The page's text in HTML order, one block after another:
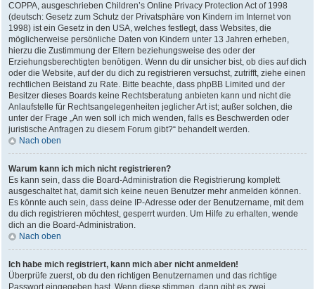
COPPA, ausgeschrieben Children’s Online Privacy Protection Act of 1998
(deutsch: Gesetz zum Schutz der Privatsphäre von Kindern im Internet von
1998) ist ein Gesetz in den USA, welches festlegt, dass Websites, die
möglicherweise persönliche Daten von Kindern unter 13 Jahren erheben,
hierzu die Zustimmung der Eltern beziehungsweise des oder der
Erziehungsberechtigten benötigen. Wenn du dir unsicher bist, ob dies auf dich
oder die Website, auf der du dich zu registrieren versuchst, zutrifft, ziehe einen
rechtlichen Beistand zu Rate. Bitte beachte, dass phpBB Limited und der
Besitzer dieses Boards keine Rechtsberatung anbieten kann und nicht die
Anlaufstelle für Rechtsangelegenheiten jeglicher Art ist; außer solchen, die
unter der Frage „An wen soll ich mich wenden, falls es Beschwerden oder
juristische Anfragen zu diesem Forum gibt?“ behandelt werden.
Nach oben
Warum kann ich mich nicht registrieren?
Es kann sein, dass die Board-Administration die Registrierung komplett
ausgeschaltet hat, damit sich keine neuen Benutzer mehr anmelden können.
Es könnte auch sein, dass deine IP-Adresse oder der Benutzername, mit dem
du dich registrieren möchtest, gesperrt wurden. Um Hilfe zu erhalten, wende
dich an die Board-Administration.
Nach oben
Ich habe mich registriert, kann mich aber nicht anmelden!
Überprüfe zuerst, ob du den richtigen Benutzernamen und das richtige
Passwort eingegeben hast. Wenn diese stimmen, dann gibt es zwei